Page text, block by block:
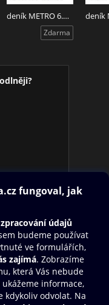
deník METRO 6.8.2026
Zdarma